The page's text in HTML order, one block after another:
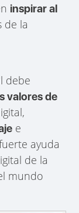
inspirar al
de la
debe
valores de
e
ayuda
de la
mundo